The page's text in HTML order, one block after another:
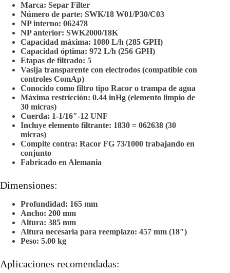
Marca: Separ Filter
Número de parte: SWK/18 W01/P30/C03
NP interno: 062478
NP anterior: SWK2000/18K
Capacidad máxima: 1080 L/h (285 GPH)
Capacidad óptima: 972 L/h (256 GPH)
Etapas de filtrado: 5
Vasija transparente con electrodos (compatible con
controles ComAp)
Conocido como filtro tipo Racor o trampa de agua
Máxima restricción: 0.44 inHg (elemento limpio de
30 micras)
Cuerda: 1-1/16″-12 UNF
Incluye elemento filtrante: 1830 = 062638 (30
micras)
Compite contra: Racor FG 73/1000 trabajando en
conjunto
Fabricado en Alemania
Dimensiones:
Profundidad: 165 mm
Ancho: 200 mm
Altura: 385 mm
Altura necesaria para reemplazo: 457 mm (18″)
Peso: 5.00 kg
Aplicaciones recomendadas: